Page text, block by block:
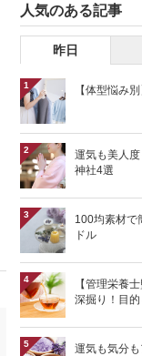
人気のある記事
昨日
1 【体型悩み
2
運気も美人
神社4選
3
100均素材で
ドル
4
【管理栄養
深掘り！目的
5
運気も気分